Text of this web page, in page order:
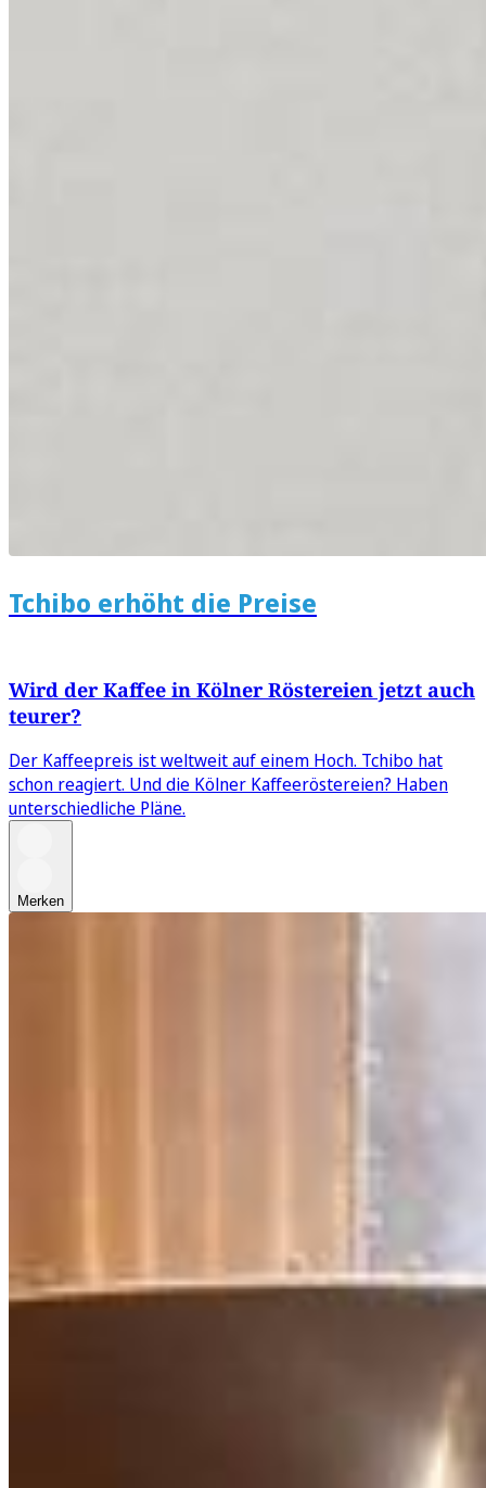
Tchibo erhöht die Preise
Wird der Kaffee in Kölner Röstereien jetzt auch
teurer?
Der Kaffeepreis ist weltweit auf einem Hoch. Tchibo hat
schon reagiert. Und die Kölner Kaffeeröstereien? Haben
unterschiedliche Pläne.
Merken